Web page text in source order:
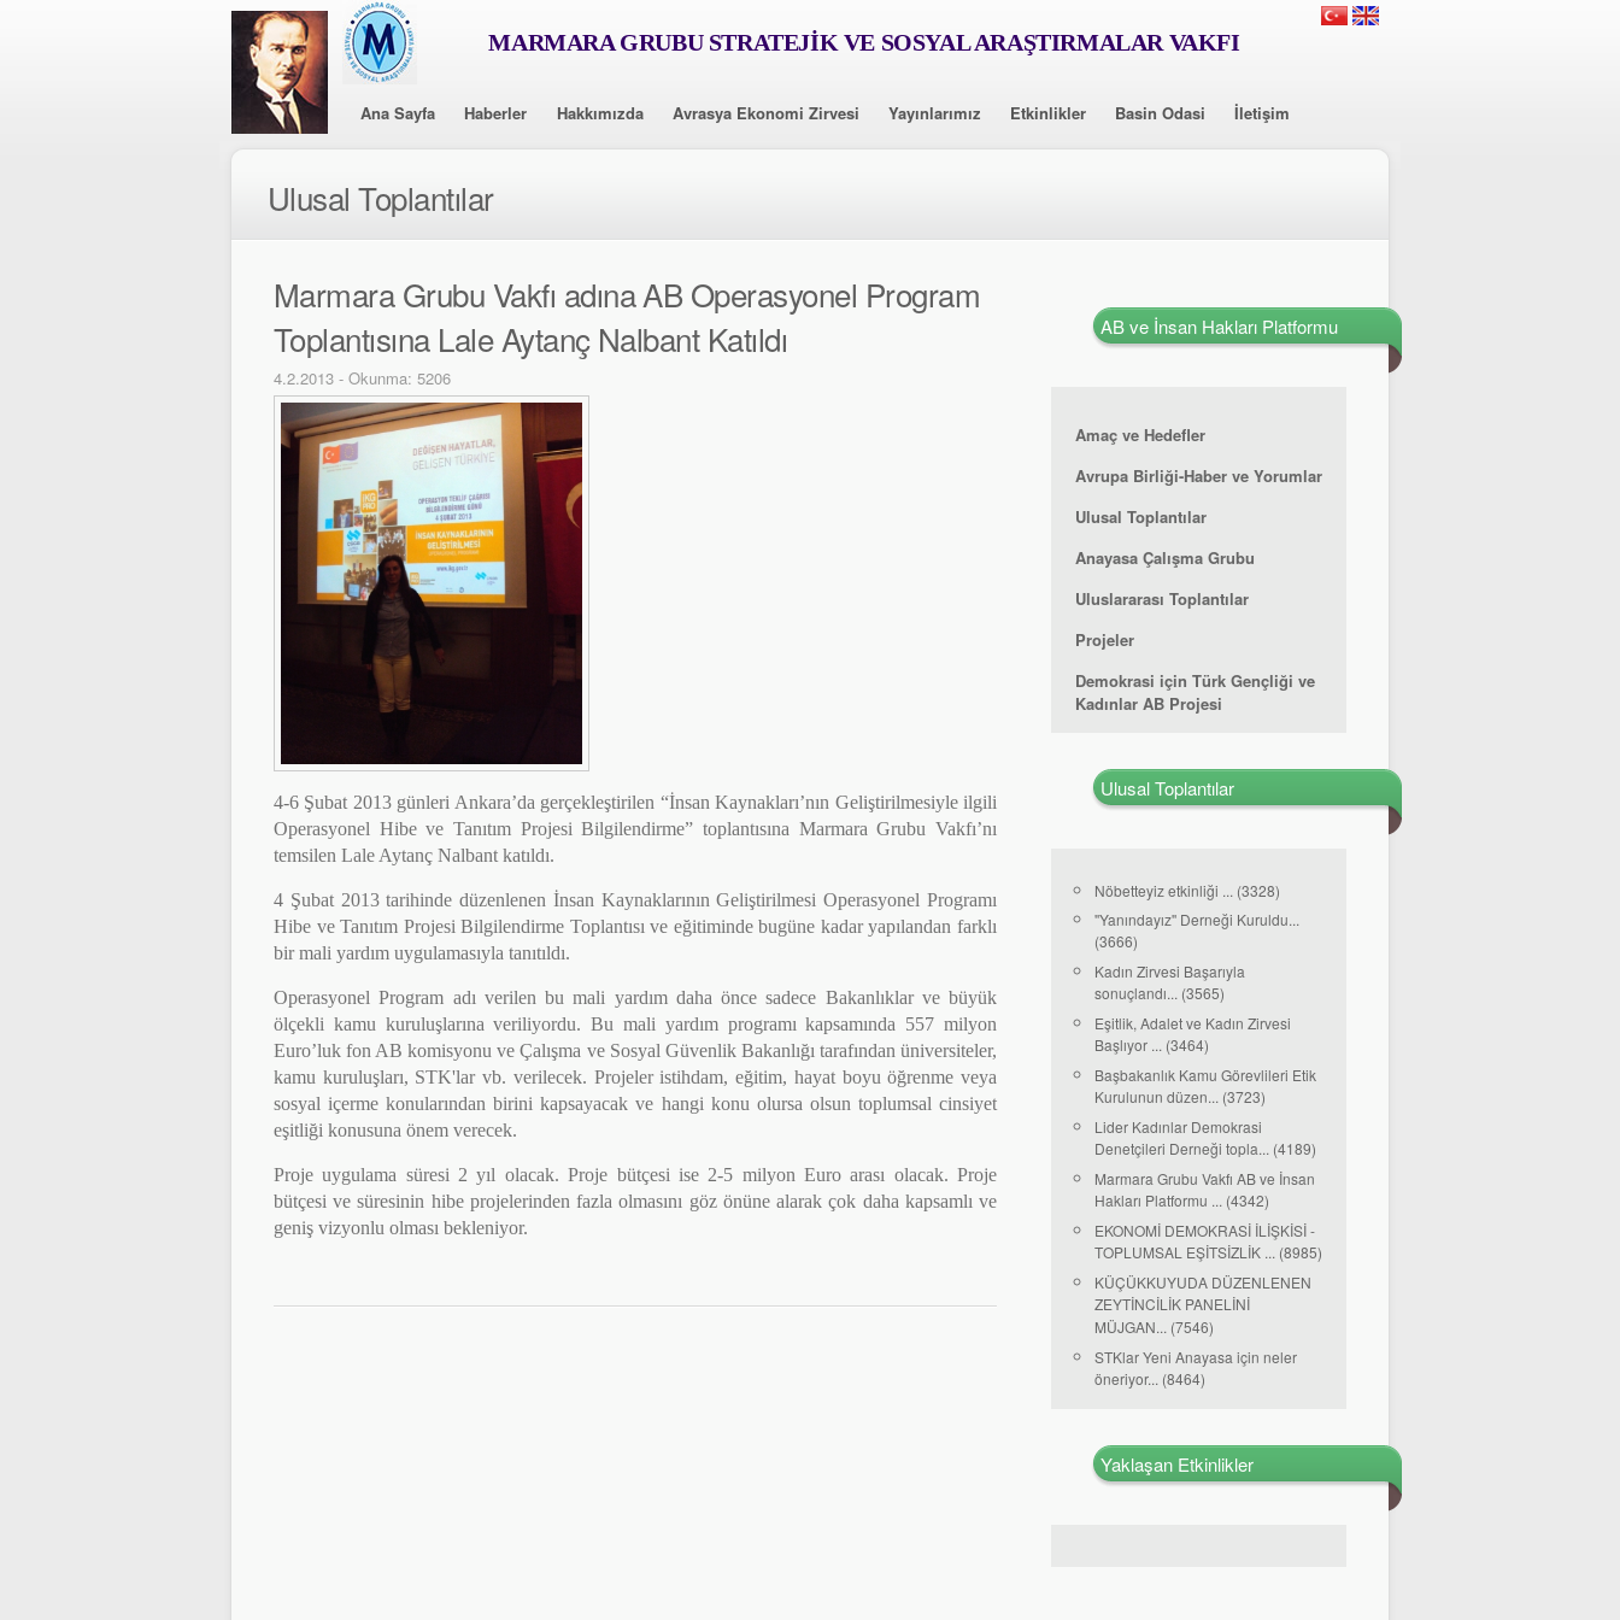
MARMARA GRUBU STRATEJİK VE SOSYAL ARAŞTIRMALAR VAKFI
Ana Sayfa Haberler Hakkımızda Avrasya Ekonomi Zirvesi Yayınlarımız Etkinlikler Basin Odasi İletişim
Ulusal Toplantılar
Marmara Grubu Vakfı adına AB Operasyonel Program
Toplantısına Lale Aytanç Nalbant Katıldı
4.2.2013 - Okunma: 5206
4-6 Şubat 2013 günleri Ankara’da gerçekleştirilen “İnsan Kaynakları’nın Geliştirilmesiyle ilgili
Operasyonel Hibe ve Tanıtım Projesi Bilgilendirme” toplantısına Marmara Grubu Vakfı’nı
temsilen Lale Aytanç Nalbant katıldı.
4 Şubat 2013 tarihinde düzenlenen İnsan Kaynaklarının Geliştirilmesi Operasyonel Programı
Hibe ve Tanıtım Projesi Bilgilendirme Toplantısı ve eğitiminde bugüne kadar yapılandan farklı
bir mali yardım uygulamasıyla tanıtıldı.
Operasyonel Program adı verilen bu mali yardım daha önce sadece Bakanlıklar ve büyük
ölçekli kamu kuruluşlarına veriliyordu. Bu mali yardım programı kapsamında 557 milyon
Euro’luk fon AB komisyonu ve Çalışma ve Sosyal Güvenlik Bakanlığı tarafından üniversiteler,
kamu kuruluşları, STK'lar vb. verilecek. Projeler istihdam, eğitim, hayat boyu öğrenme veya
sosyal içerme konularından birini kapsayacak ve hangi konu olursa olsun toplumsal cinsiyet
eşitliği konusuna önem verecek.
Proje uygulama süresi 2 yıl olacak. Proje bütçesi ise 2-5 milyon Euro arası olacak. Proje
bütçesi ve süresinin hibe projelerinden fazla olmasını göz önüne alarak çok daha kapsamlı ve
geniş vizyonlu olması bekleniyor.
AB ve İnsan Hakları Platformu
Amaç ve Hedefler
Avrupa Birliği-Haber ve Yorumlar
Ulusal Toplantılar
Anayasa Çalışma Grubu
Uluslararası Toplantılar
Projeler
Demokrasi için Türk Gençliği ve
Kadınlar AB Projesi
Ulusal Toplantılar
Nöbetteyiz etkinliği ... (3328)
''Yanındayız'' Derneği Kuruldu...
(3666)
Kadın Zirvesi Başarıyla
sonuçlandı... (3565)
Eşitlik, Adalet ve Kadın Zirvesi
Başlıyor ... (3464)
Başbakanlık Kamu Görevlileri Etik
Kurulunun düzen... (3723)
Lider Kadınlar Demokrasi
Denetçileri Derneği topla... (4189)
Marmara Grubu Vakfı AB ve İnsan
Hakları Platformu ... (4342)
EKONOMİ DEMOKRASİ İLİŞKİSİ -
TOPLUMSAL EŞİTSİZLİK ... (8985)
KÜÇÜKKUYUDA DÜZENLENEN
ZEYTİNCİLİK PANELİNİ
MÜJGAN... (7546)
STKlar Yeni Anayasa için neler
öneriyor... (8464)
Yaklaşan Etkinlikler